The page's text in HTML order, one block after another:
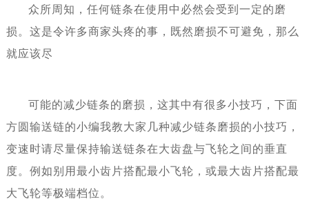
众所周知，任何链条在使用中必然会受到一定的磨
损。这是令许多商家头疼的事，既然磨损不可避免，那么
就应该尽
可能的减少链条的磨损，这其中有很多小技巧，下面
方圆输送链的小编我教大家几种减少链条磨损的小技巧，
变速时请尽量保持输送链条在大齿盘与飞轮之间的垂直
度。例如别用最小齿片搭配最小飞轮，或最大齿片搭配最
大飞轮等极端档位。